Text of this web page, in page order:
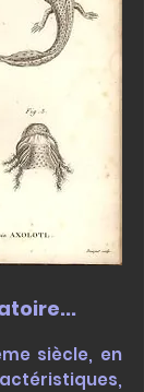
siècle, en